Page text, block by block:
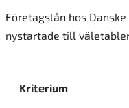
Företagslån hos
nystartade till
Kriterium